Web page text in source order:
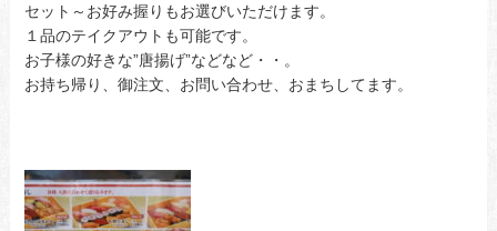
セット～お好み握りもお選びいただけます。
１品のテイクアウトも可能です。
お子様の好きな”唐揚げ”などなど・・。
お持ち帰り、御注文、お問い合わせ、おまちしてます。